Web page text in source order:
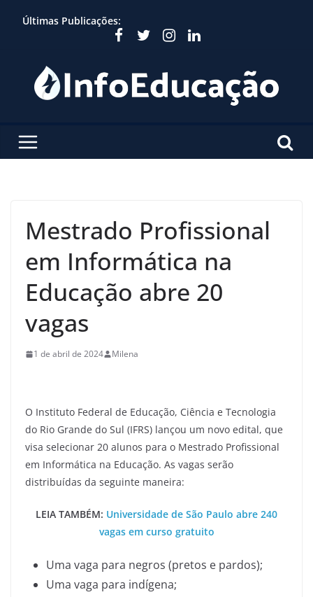
Últimas Publicações:
Mestrado Profissional
em Informática na
Educação abre 20
vagas
1 de abril de 2024 Milena
O Instituto Federal de Educação, Ciência e Tecnologia
do Rio Grande do Sul (IFRS) lançou um novo edital, que
visa selecionar 20 alunos para o Mestrado Profissional
em Informática na Educação. As vagas serão
distribuídas da seguinte maneira:
LEIA TAMBÉM: Universidade de São Paulo abre 240
vagas em curso gratuito
Uma vaga para negros (pretos e pardos);
Uma vaga para indígena;